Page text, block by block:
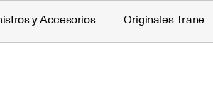
y Accesorios Originales Trane